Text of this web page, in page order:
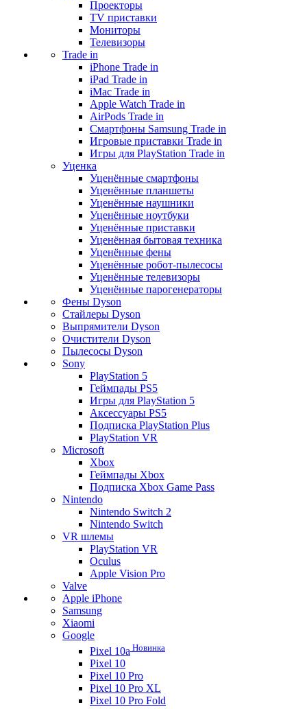
Проекторы
TV приставки
Мониторы
Телевизоры
Trade in
iPhone Trade in
iPad Trade in
iMac Trade in
Apple Watch Trade in
AirPods Trade in
Смартфоны Samsung Trade in
Игровые приставки Trade in
Игры для PlayStation Trade in
Уценка
Уценённые смартфоны
Уценённые планшеты
Уценённые наушники
Уценённые ноутбуки
Уценённые приставки
Уценённая бытовая техника
Уценённые фены
Уценённые робот-пылесосы
Уценённые телевизоры
Уценённые парогенераторы
Фены Dyson
Стайлеры Dyson
Выпрямители Dyson
Очистители Dyson
Пылесосы Dyson
Sony
PlayStation 5
Геймпады PS5
Игры для PlayStation 5
Аксессуары PS5
Подписка PlayStation Plus
PlayStation VR
Microsoft
Xbox
Геймпады Xbox
Подписка Xbox Game Pass
Nintendo
Nintendo Switch 2
Nintendo Switch
VR шлемы
PlayStation VR
Oculus
Apple Vision Pro
Valve
Apple iPhone
Samsung
Xiaomi
Google
Pixel 10a Новинка
Pixel 10
Pixel 10 Pro
Pixel 10 Pro XL
Pixel 10 Pro Fold